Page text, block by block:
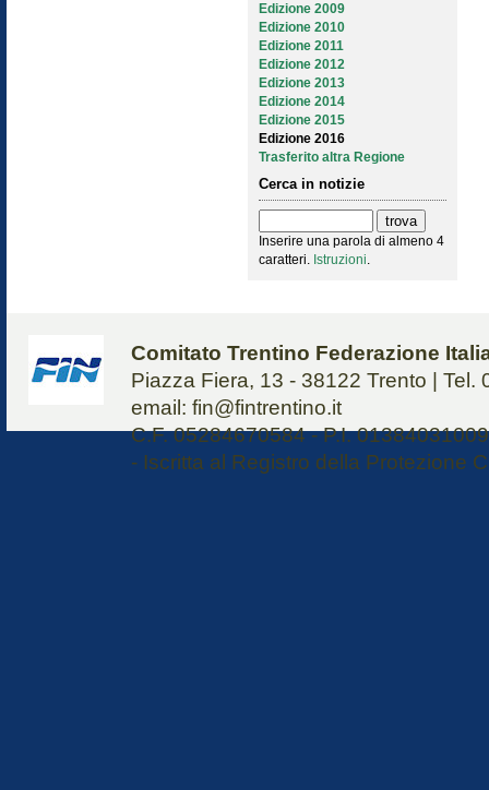
Edizione 2009
Edizione 2010
Edizione 2011
Edizione 2012
Edizione 2013
Edizione 2014
Edizione 2015
Edizione 2016
Trasferito altra Regione
Cerca in notizie
Inserire una parola di almeno 4
caratteri. Istruzioni.
Comitato Trentino Federazione
Piazza Fiera, 13 - 38122 Trento |
email: fin@fintrentino.it
C.F. 05284670584 - P.I.
- Iscritta al Registro della Protezione